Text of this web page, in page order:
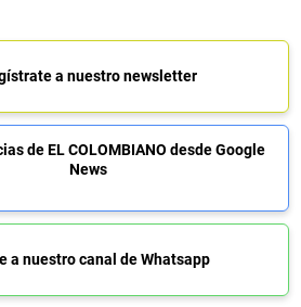
a nuestro newsletter
de EL COLOMBIANO desde Google
News
a nuestro canal de Whatsapp